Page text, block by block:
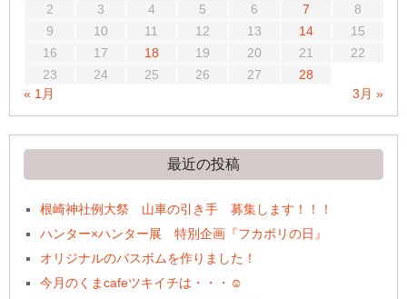
2
3 4 5 6 7
8
9
10 11 12 13 14
15
16
17 18 19 20 21
22
23
24 25 26 27
28
« 1月
3月 »
最近の投稿
根崎神社例大祭 山車の引き手 募集します！！！
ハンター×ハンター展 特別企画『フカボリの日』
オリジナルのバスボムを作りました！
今月のくまcafeツキイチは・・・☺